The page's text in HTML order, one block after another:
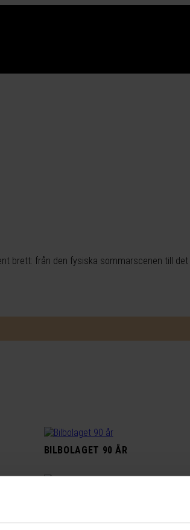
brett: från den fysiska sommarscenen till
BILBOLAGET 90 ÅR